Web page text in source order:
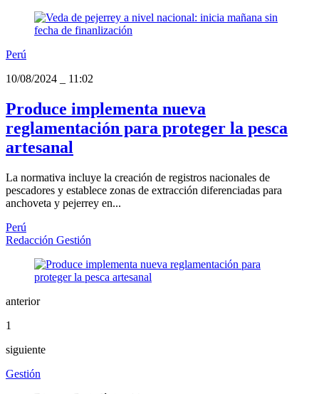
Perú
10/08/2024
11:02
Produce implementa nueva
reglamentación para proteger la pesca
artesanal
La normativa incluye la creación de registros nacionales de
pescadores y establece zonas de extracción diferenciadas para
anchoveta y pejerrey en...
Perú
Redacción Gestión
anterior
1
siguiente
Gestión